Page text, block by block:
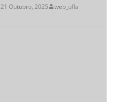
21 Outubro, 2025 web_ufla